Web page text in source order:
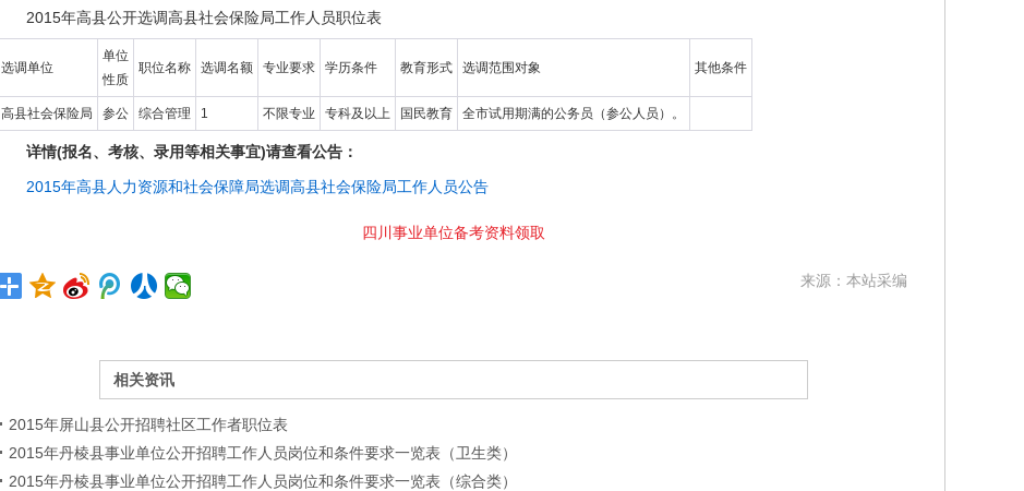
2015年高县公开选调高县社会保险局工作人员职位表
选调单位
单位
性质
职位名称 选调名额 专业要求 学历条件 教育形式 选调范围对象 其他条件
高县社会保险局 参公 综合管理 1 不限专业 专科及以上 国民教育 全市试用期满的公务员（参公人员）。
详情(报名、考核、录用等相关事宜)请查看公告：
2015年高县人力资源和社会保障局选调高县社会保险局工作人员公告
四川事业单位备考资料领取
来源：本站采编
相关资讯
2015年屏山县公开招聘社区工作者职位表
2015年丹棱县事业单位公开招聘工作人员岗位和条件要求一览表（卫生类）
2015年丹棱县事业单位公开招聘工作人员岗位和条件要求一览表（综合类）